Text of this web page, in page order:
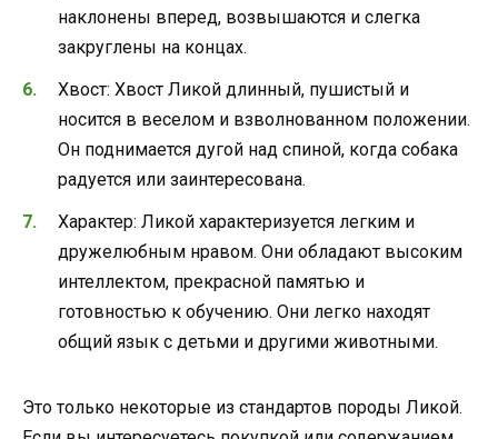
наклонены вперед, возвышаются и слегка
закруглены на концах.
Хвост: Хвост Ликой длинный, пушистый и
носится в веселом и взволнованном положении.
Он поднимается дугой над спиной, когда собака
радуется или заинтересована.
Характер: Ликой характеризуется легким и
дружелюбным нравом. Они обладают высоким
интеллектом, прекрасной памятью и
готовностью к обучению. Они легко находят
общий язык с детьми и другими животными.
Это только некоторые из стандартов породы Ликой.